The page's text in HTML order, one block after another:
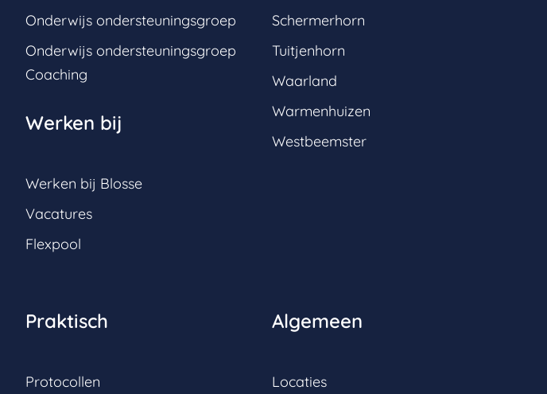
Onderwijs ondersteuningsgroep
Onderwijs ondersteuningsgroep
Coaching
Werken bij
Werken bij Blosse
Vacatures
Flexpool
Schermerhorn
Tuitjenhorn
Waarland
Warmenhuizen
Westbeemster
Praktisch
Protocollen
Algemeen
Locaties